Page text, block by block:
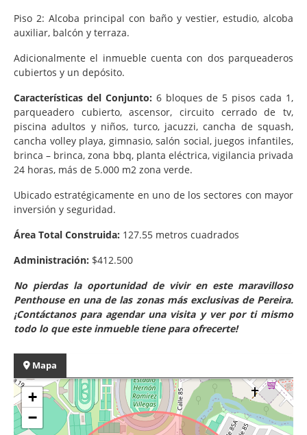
Piso 2: Alcoba principal con baño y vestier, estudio, alcoba
auxiliar, balcón y terraza.
Adicionalmente el inmueble cuenta con dos parqueaderos
cubiertos y un depósito.
Características del Conjunto: 6 bloques de 5 pisos cada 1,
parqueadero cubierto, ascensor, circuito cerrado de tv,
piscina adultos y niños, turco, jacuzzi, cancha de squash,
cancha volley playa, gimnasio, salón social, juegos infantiles,
brinca – brinca, zona bbq, planta eléctrica, vigilancia privada
24 horas, más de 5.000 m2 zona verde.
Ubicado estratégicamente en uno de los sectores con mayor
inversión y seguridad.
Área Total Construida: 127.55 metros cuadrados
Administración: $412.500
No pierdas la oportunidad de vivir en este maravilloso
Penthouse en una de las zonas más exclusivas de Pereira.
¡Contáctanos para agendar una visita y ver por ti mismo
todo lo que este inmueble tiene para ofrecerte!
Mapa
+
−